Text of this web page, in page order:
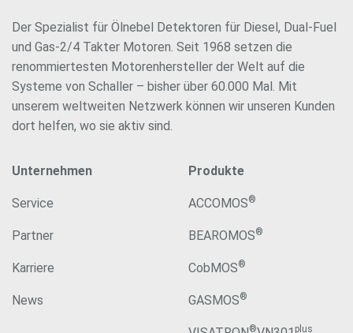
Der Spezialist für Ölnebel Detektoren für Diesel, Dual-Fuel
und Gas-2/4 Takter Motoren. Seit 1968 setzen die
renommiertesten Motorenhersteller der Welt auf die
Systeme von Schaller – bisher über 60.000 Mal. Mit
unserem weltweiten Netzwerk können wir unseren Kunden
dort helfen, wo sie aktiv sind.
Unternehmen
Service
Partner
Karriere
News
Produkte
ACCOMOS®
BEAROMOS®
CobMOS®
GASMOS®
® plus